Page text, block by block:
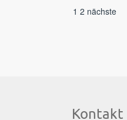
1 2 nächste
Kontakt